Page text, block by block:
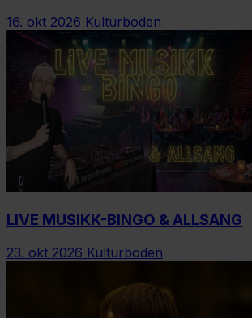
16. okt 2026 Kulturboden
LIVE MUSIKK-BINGO & ALLSANG
23. okt 2026 Kulturboden